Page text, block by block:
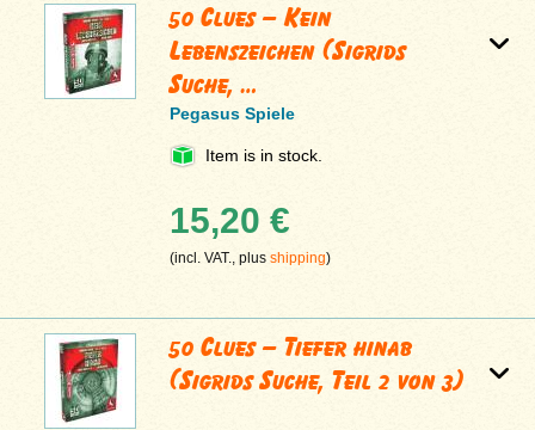
50 Clues – Kein
Lebenszeichen (Sigrids
Suche, …
Pegasus Spiele
Item is in stock.
15,20 €
(incl. VAT., plusshipping)
50 Clues – Tiefer hinab
(Sigrids Suche, Teil 2 von 3)